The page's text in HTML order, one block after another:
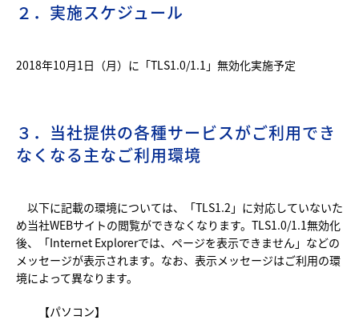
２．実施スケジュール
2018年10月1日（月）に「TLS1.0/1.1」無効化実施予定
３．当社提供の各種サービスがご利用でき
なくなる主なご利用環境
以下に記載の環境については、「TLS1.2」に対応していないた
め当社WEBサイトの閲覧ができなくなります。TLS1.0/1.1無効化
後、「Internet Explorerでは、ページを表示できません」などの
メッセージが表示されます。なお、表示メッセージはご利用の環
境によって異なります。
【パソコン】